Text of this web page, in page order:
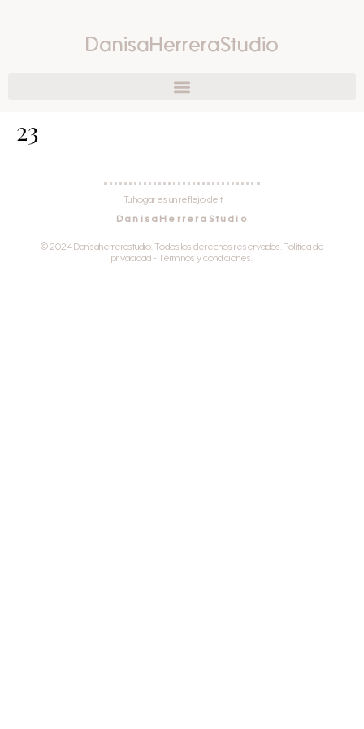
DanisaHerreraStudio
23
Tu hogar es un reflejo de ti
DanisaHerreraStudio
© 2024 Danisaherrerastudio. Todos los derechos reservados. Política de
privacidad - Términos y condiciones.